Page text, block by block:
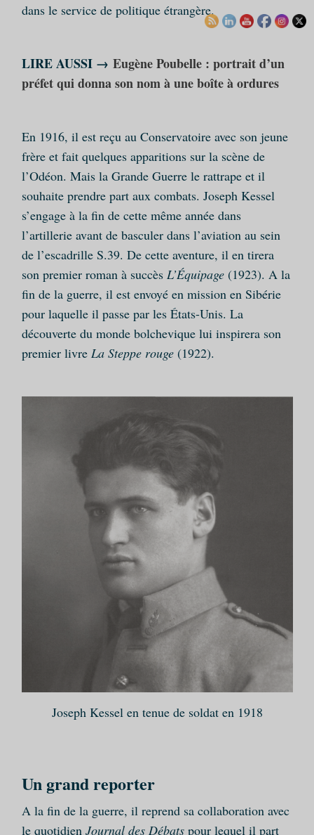
dans le service de politique étrangère.
LIRE AUSSI → Eugène Poubelle : portrait d’un
préfet qui donna son nom à une boîte à ordures
En 1916, il est reçu au Conservatoire avec son jeune
frère et fait quelques apparitions sur la scène de
l’Odéon. Mais la Grande Guerre le rattrape et il
souhaite prendre part aux combats. Joseph Kessel
s’engage à la fin de cette même année dans
l’artillerie avant de basculer dans l’aviation au sein
de l’escadrille S.39. De cette aventure, il en tirera
son premier roman à succès L’Équipage(1923). A la
fin de la guerre, il est envoyé en mission en Sibérie
pour laquelle il passe par les États-Unis. La
découverte du monde bolchevique lui inspirera son
premier livre La Steppe rouge(1922).
Joseph Kessel en tenue de soldat en 1918
Un grand reporter
A la fin de la guerre, il reprend sa collaboration avec
le quotidien Journal des Débatspour lequel il part